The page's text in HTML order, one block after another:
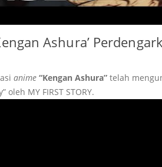
Ashura’
anime “Kengan Ashura” telah
oleh MY FIRST STORY.